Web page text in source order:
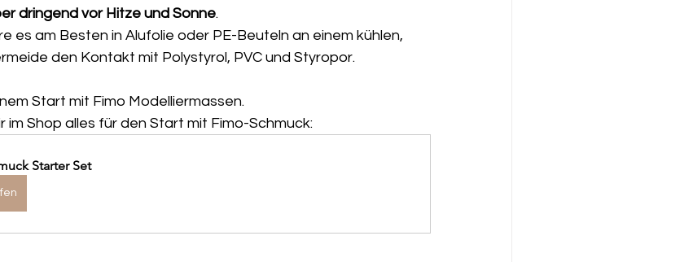
dringend vor Hitze und Sonne.
es am Besten in Alufolie oder PE-Beuteln an einem kühlen,
den Kontakt mit Polystyrol, PVC und Styropor.
Start mit Fimo Modelliermassen.
im Shop alles für den Start mit Fimo-Schmuck:
Starter Set